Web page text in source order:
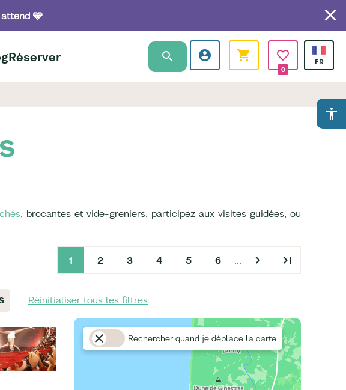
🩵
Réserver
0
accessibility
, brocantes et vide-greniers, participez aux visites guidées, ou
1 2 3 4 5 6 … chevron_right last_page
Réinitialiser tous les filtres
Rechercher quand je déplace la carte